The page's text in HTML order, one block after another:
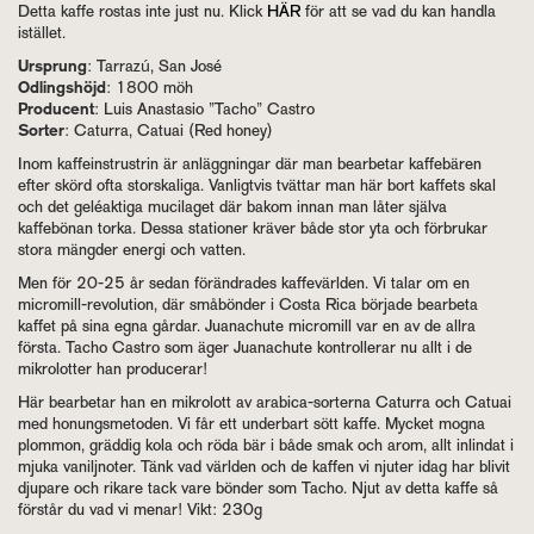
Detta kaffe rostas inte just nu. Klick HÄR för att se vad du kan handla
istället.
Ursprung: Tarrazú, San José
Odlingshöjd: 1800 möh
Producent: Luis Anastasio ”Tacho” Castro
Sorter: Caturra, Catuai (Red honey)
Inom kaffeinstrustrin är anläggningar där man bearbetar kaffebären
efter skörd ofta storskaliga. Vanligtvis tvättar man här bort kaffets skal
och det geléaktiga mucilaget där bakom innan man låter själva
kaffebönan torka. Dessa stationer kräver både stor yta och förbrukar
stora mängder energi och vatten.
Men för 20-25 år sedan förändrades kaffevärlden. Vi talar om en
micromill-revolution, där småbönder i Costa Rica började bearbeta
kaffet på sina egna gårdar. Juanachute micromill var en av de allra
första. Tacho Castro som äger Juanachute kontrollerar nu allt i de
mikrolotter han producerar!
Här bearbetar han en mikrolott av arabica-sorterna Caturra och Catuai
med honungsmetoden. Vi får ett underbart sött kaffe. Mycket mogna
plommon, gräddig kola och röda bär i både smak och arom, allt inlindat i
mjuka vaniljnoter. Tänk vad världen och de kaffen vi njuter idag har blivit
djupare och rikare tack vare bönder som Tacho. Njut av detta kaffe så
förstår du vad vi menar! Vikt: 230g